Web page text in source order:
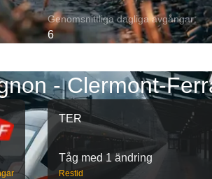
Genomsnittliga dagliga avgångar:
6
- Clermont-
TER
Tåg med 1 ändring
Restid